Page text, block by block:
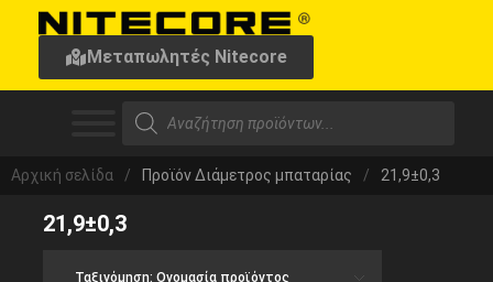
Μεταπωλητές Nitecore
Αρχική σελίδα / Προϊόν Διάμετρος μπαταρίας / 21,9±0,3
21,9±0,3